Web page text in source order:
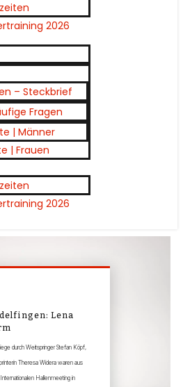
2026
– Steckbrief
Fragen
| Männer
| Frauen
2026
Lena
durch Weitspringer Stefan Köpf,
Theresa Widera waren aus
Hallenmeeting in